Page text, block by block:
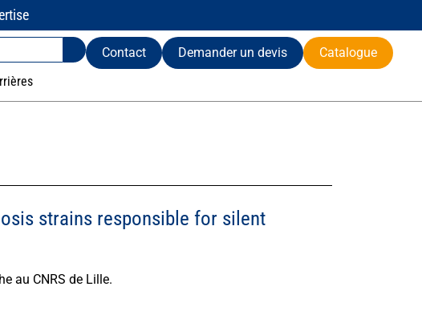
Contact Demander un devis
Catalogue
strains responsible for silent
au CNRS de Lille.